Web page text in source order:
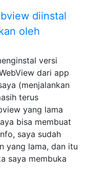
diinstal
oleh
versi
dari app
(menjalankan
terus
yang lama
bisa membuat
saya sudah
yang lama, dan itu
saya membuka